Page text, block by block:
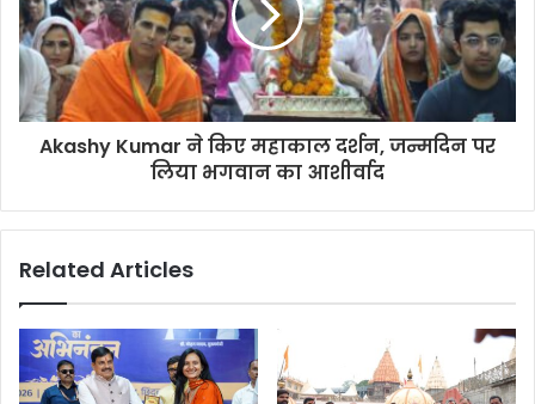
Akashy Kumar ने किए महाकाल दर्शन, जन्मदिन पर
लिया भगवान का आशीर्वाद
Related Articles